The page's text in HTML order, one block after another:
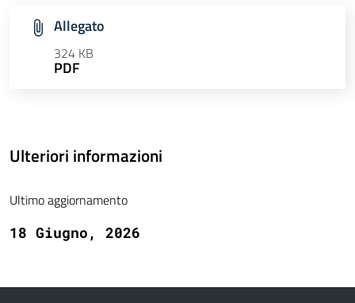
Allegato
324 KB
PDF
Ulteriori informazioni
Ultimo aggiornamento
18 Giugno, 2026